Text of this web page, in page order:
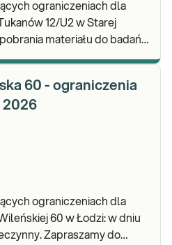
ograniczeniach dla
12/U2 w Starej
60 - ograniczenia
2026
ograniczeniach dla
60 w Łodzi: w dniu
do